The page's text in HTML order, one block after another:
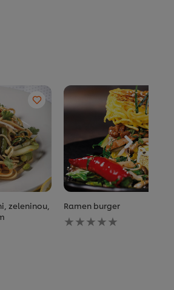
zeleninou,
Ramen burger
Pro
tuto